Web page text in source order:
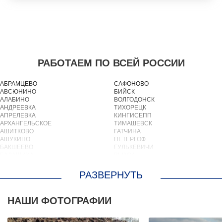
РАБОТАЕМ ПО ВСЕЙ РОССИИ
АБРАМЦЕВО
АВСЮНИНО
АЛАБИНО
АНДРЕЕВКА
АПРЕЛЕВКА
АРХАНГЕЛЬСКОЕ
АШИТКОВО
АШУКИНО
БАКШЕЕВО
БЕЛООЗЕРСКИЙ
БОГОРОДСКОЕ
БОЛЬШИЕ ДВОРЫ
САФОНОВО
БИЙСК
ВОЛГОДОНСК
ТИХОРЕЦК
КИНГИСЕПП
ТИМАШЕВСК
ГАТЧИНА
ПЕТЕРГОФ
ГУЛЬКЕВИЧИ
ВЫБОРГ
ТУАПСЕ
НАХОДКА
НАШИ ФОТОГРАФИИ